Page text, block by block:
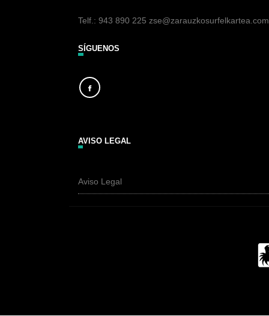
Telf.: 943 890 225 zse@zarauzkosurfelkartea.com
SÍGUENOS
AVISO LEGAL
Aviso Legal